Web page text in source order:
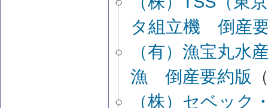
タ組立機 倒産
（有）漁宝丸
漁 倒産要約版
（株）セベック